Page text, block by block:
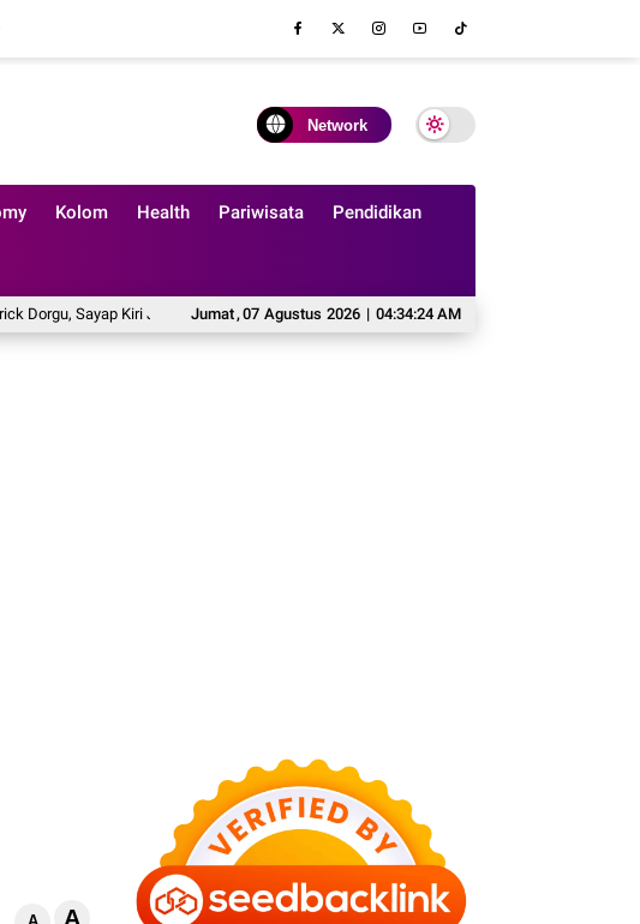
Network
Kolom Health Pariwisata Pendidikan
Jumat,07 Agustus 2026 | 04:34:25 AM
Sayap Kiri Jadi Senjata Baru Manchester United Saifull Amzi: Menulis Lagu sebagai
A